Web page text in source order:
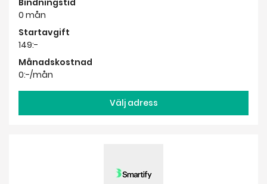
Bindningstid
0 mån
Startavgift
149:-
Månadskostnad
0:-/mån
Välj adress